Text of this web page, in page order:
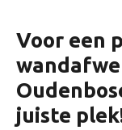
Voor een
juiste